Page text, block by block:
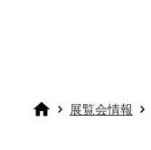
展覧会情報